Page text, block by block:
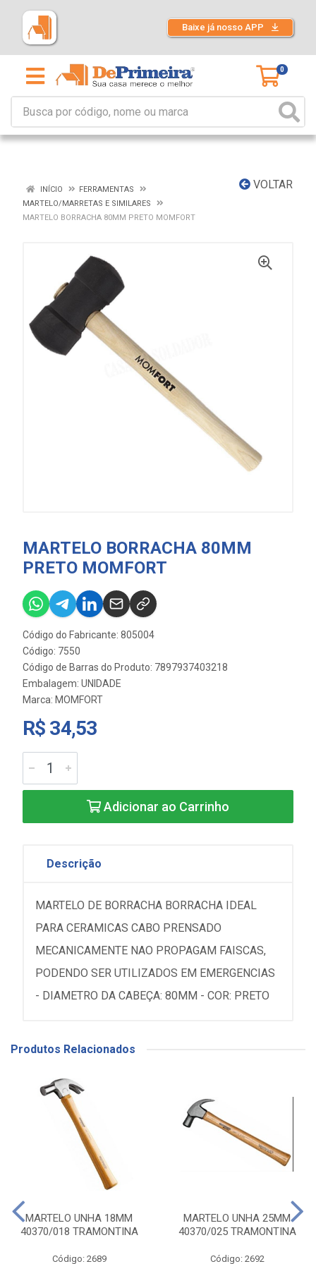
Baixe já nosso APP
0
VOLTAR
INÍCIO
FERRAMENTAS
MARTELO/MARRETAS E SIMILARES
MARTELO BORRACHA 80MM PRETO MOMFORT
MARTELO BORRACHA 80MM
PRETO MOMFORT
Código do Fabricante: 805004
Código: 7550
Código de Barras do Produto: 7897937403218
Embalagem: UNIDADE
Marca: MOMFORT
R$ 34,53
Adicionar ao Carrinho
Descrição
MARTELO DE BORRACHA BORRACHA IDEAL
PARA CERAMICAS CABO PRENSADO
MECANICAMENTE NAO PROPAGAM FAISCAS,
PODENDO SER UTILIZADOS EM EMERGENCIAS
- DIAMETRO DA CABEÇA: 80MM - COR: PRETO
Produtos Relacionados
MARTELO UNHA 18MM
40370/018 TRAMONTINA
Código: 2689
MARTELO UNHA 25MM
40370/025 TRAMONTINA
Código: 2692